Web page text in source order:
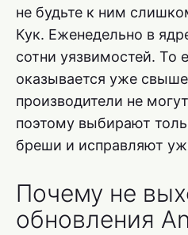
не будьте к ним
Кук. Еженедельно в
сотни уязвимостей. То
оказывается уже
производители не
поэтому выбирают
бреши и исправляют
Почему не
обновления